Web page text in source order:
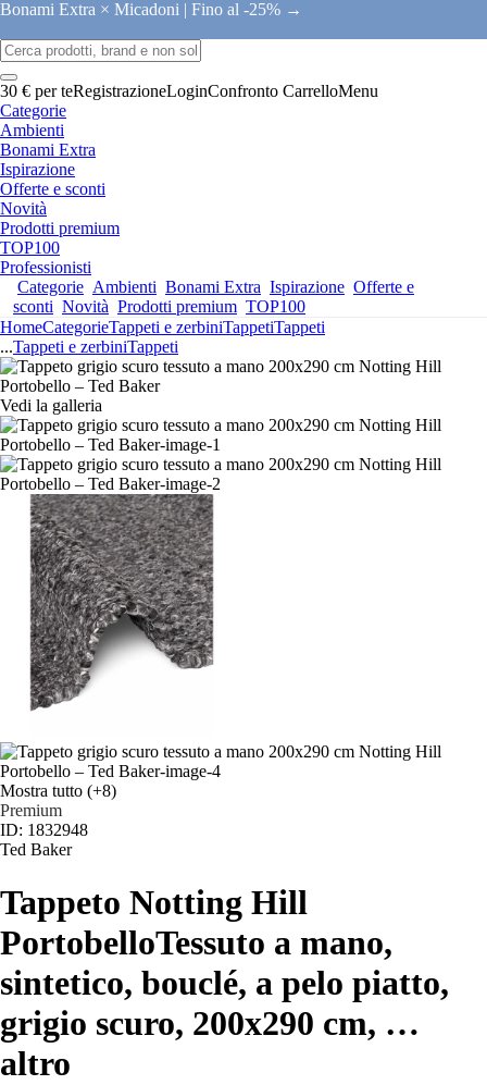
Bonami Extra × Micadoni | Fino al -25% →
30 € per teRegistrazioneLoginConfronto CarrelloMenu
Categorie
Ambienti
Bonami Extra
Ispirazione
Offerte e sconti
Novità
Prodotti premium
TOP100
Professionisti
Categorie Ambienti Bonami Extra Ispirazione Offerte e
sconti Novità Prodotti premium TOP100
HomeCategorieTappeti e zerbiniTappetiTappeti
...Tappeti e zerbiniTappeti
Vedi la galleria
Mostra tutto (+8)
Premium
ID: 1832948
Ted Baker
Tappeto Notting Hill
PortobelloTessuto a mano,
sintetico, bouclé, a pelo piatto,
grigio scuro, 200x290 cm, …
altro